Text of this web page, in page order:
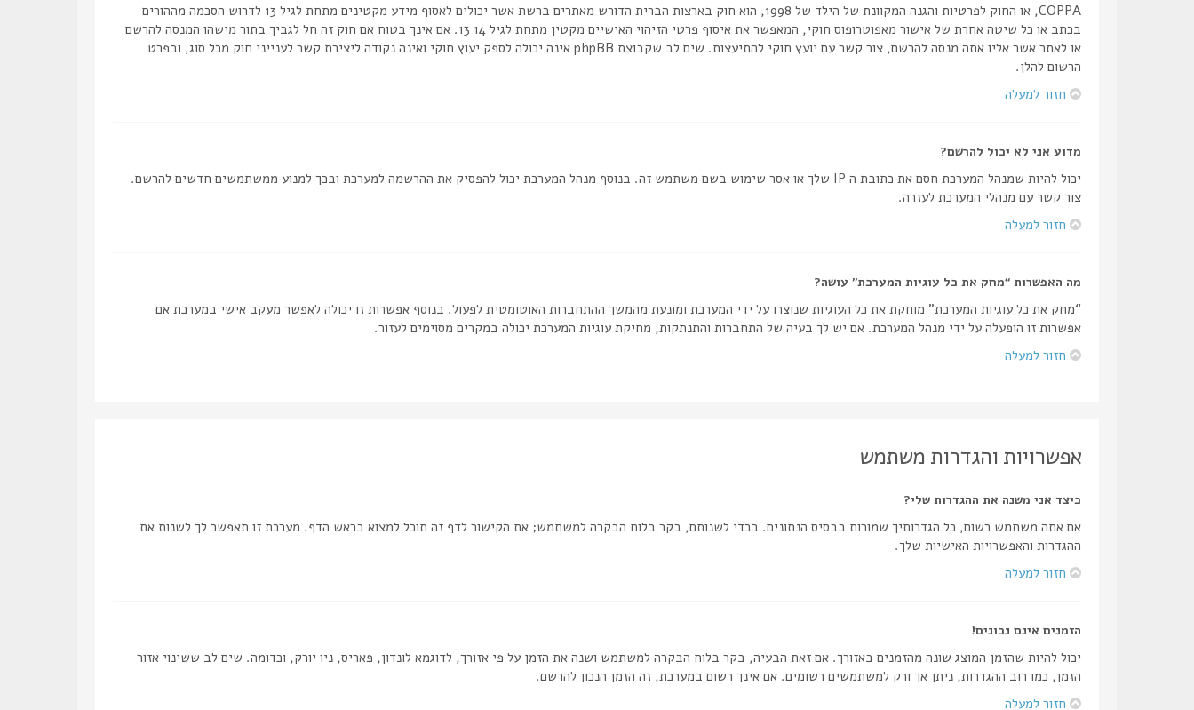
COPPA, או החוק לפרטיות והגנה המקוונת של הילד של 1998, הוא חוק בארצות הברית הדורש מאתרים ברשת אשר יכולים לאסוף מידע מקטינים מתחת לגיל 13 לדרוש הסכמה מההורים
בכתב או כל שיטה אחרת של אישור מאפוטרופוס חוקי, המאפשר את איסוף פרטי הזיהוי האישיים מקטין מתחת לגיל 14 13. אם אינך בטוח אם חוק זה חל לגביך בתור מישהו המנסה להרשם
או לאתר אשר אליו אתה מנסה להרשם, צור קשר עם יועץ חוקי להתיעצות. שים לב שקבוצת phpBB אינה יכולה לספק יעוץ חוקי ואינה נקודה ליצירת קשר לענייני חוק מכל סוג, ובפרט
הרשום להלן.
חזור למעלה
מדוע אני לא יכול להרשם?
יכול להיות שמנהל המערכת חסם את כתובת ה IP שלך או אסר שימוש בשם משתמש זה. בנוסף מנהל המערכת יכול להפסיק את ההרשמה למערכת ובכך למנוע ממשתמשים חדשים להרשם.
צור קשר עם מנהלי המערכת לעזרה.
חזור למעלה
מה האפשרות “מחק את כל עוגיות המערכת” עושה?
“מחק את כל עוגיות המערכת” מוחקת את כל העוגיות שנוצרו על ידי המערכת ומונעת מהמשך ההתחברות האוטומטית לפעול. בנוסף אפשרות זו יכולה לאפשר מעקב אישי במערכת אם
אפשרות זו הופעלה על ידי מנהל המערכת. אם יש לך בעיה של התחברות והתנתקות, מחיקת עוגיות המערכת יכולה במקרים מסוימים לעזור.
חזור למעלה
אפשרויות והגדרות משתמש
כיצד אני משנה את ההגדרות שלי?
אם אתה משתמש רשום, כל הגדרותיך שמורות בבסיס הנתונים. בכדי לשנותם, בקר בלוח הבקרה למשתמש; את הקישור לדף זה תוכל למצוא בראש הדף. מערכת זו תאפשר לך לשנות את
ההגדרות והאפשרויות האישיות שלך.
חזור למעלה
הזמנים אינם נכונים!
יכול להיות שהזמן המוצג שונה מהזמנים באזורך. אם זאת הבעיה, בקר בלוח הבקרה למשתמש ושנה את הזמן על פי אזורך, לדוגמא לונדון, פאריס, ניו יורק, וכדומה. שים לב ששינוי אזור
הזמן, כמו רוב ההגדרות, ניתן אך ורק למשתמשים רשומים. אם אינך רשום במערכת, זה הזמן הנכון להרשם.
חזור למעלה